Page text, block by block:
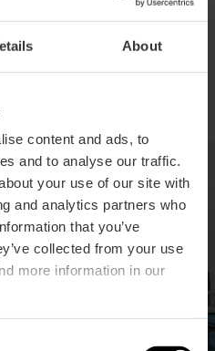
About
content and ads, to
and to analyse our traffic.
your use of our site with
and analytics partners who
that you’ve
collected from your use
more information in our
Terrazas animadas
del producto de
Arrocería